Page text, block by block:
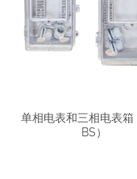
单相电表和三相电表箱
BS）